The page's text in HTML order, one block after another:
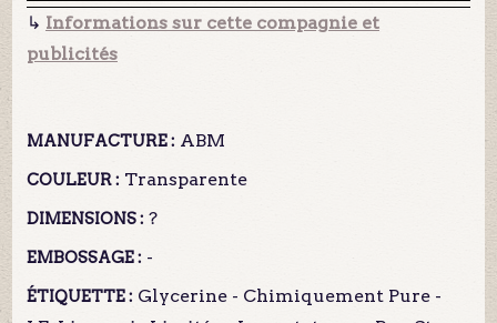
↳ Informations sur cette compagnie et
publicités
MANUFACTURE : ABM
COULEUR : Transparente
DIMENSIONS : ?
EMBOSSAGE : -
ÉTIQUETTE : Glycerine - Chimiquement Pure -